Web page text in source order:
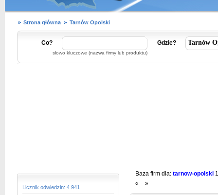
Strona główna Tarnów Opolski
Co?
słowo kluczowe (nazwa firmy lub produktu)
Gdzie?
Licznik odwiedzin: 4 941
Baza firm dla: tarnow-opolski 1
«
»